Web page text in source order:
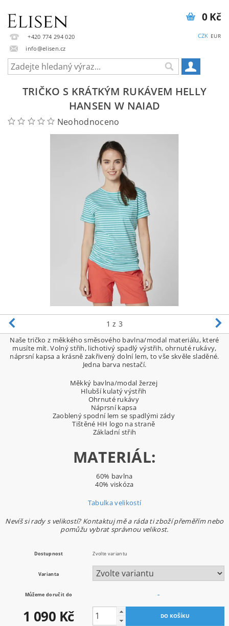
+420 774 294 020
info@elisen.cz
CZK EUR
0 Kč
TRIČKO S KRÁTKÝM RUKÁVEM HELLY
HANSEN W NAIAD
Neohodnoceno
1 z 3
Naše tričko z měkkého směsového bavlna/modal materiálu, které
musíte mít. Volný střih, lichotivý spadlý výstřih, ohrnuté rukávy,
náprsní kapsa a krásně zakřivený dolní lem, to vše skvěle sladěné.
Jedna barva nestačí.
Měkký bavlna/modal žerzej
Hlubší kulatý výstřih
Ohrnuté rukávy
Náprsní kapsa
Zaoblený spodní lem se spadlými zády
Tištěné HH logo na straně
Základní střih
MATERIÁL:
60% bavlna
40% viskóza
Tabulka velikostí
Nevíš si rady s velikostí? Kontaktuj mě a ráda ti zboží přeměřím nebo
pomůžu vybrat správnou velikost.
Dostupnost Zvolte variantu
Varianta
Můžeme doručit do –
1 090 Kč